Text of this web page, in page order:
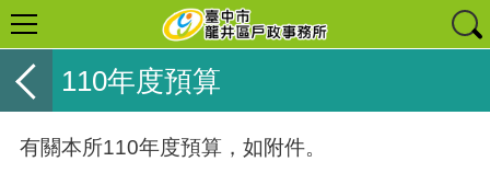
110年度預算
有關本所110年度預算，如附件。